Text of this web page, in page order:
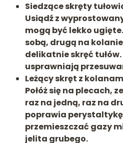
Siedzące skręty
Usiądź z
mogą być lekko
sobą, drugą na
delikatnie skręć
usprawniają
Leżący skręt z
Połóż się na plecach,
raz na jedną, raz na
poprawia
przemieszczać gazy
jelita grubego.